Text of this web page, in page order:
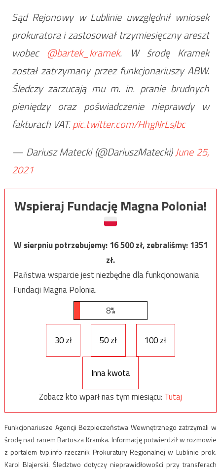
Sąd Rejonowy w Lublinie uwzględnił wniosek
prokuratora i zastosował trzymiesięczny areszt
wobec @bartek_kramek. W środę Kramek
został zatrzymany przez funkcjonariuszy ABW.
Śledczy zarzucają mu m. in. pranie brudnych
pieniędzy oraz poświadczenie nieprawdy w
fakturach VAT.pic.twitter.com/HhgNrLsJbc
— Dariusz Matecki (@DariuszMatecki)June 25,
2021
Wspieraj Fundację Magna Polonia!
W sierpniu potrzebujemy:16 500zł, zebraliśmy:1351
zł.
Państwa wsparcie jest niezbędne dla funkcjonowania
Fundacji Magna Polonia.
8%
30 zł 50 zł 100 zł
Inna kwota
Zobacz kto wparł nas tym miesiącu: Tutaj
Funkcjonariusze Agencji Bezpieczeństwa Wewnętrznego zatrzymali w
środę nad ranem Bartosza Kramka. Informację potwierdził w rozmowie
z portalem tvp.info rzecznik Prokuratury Regionalnej w Lublinie prok.
Karol Blajerski. Śledztwo dotyczy nieprawidłowości przy transferach